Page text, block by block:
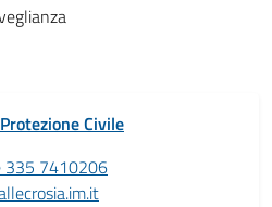
Civile
7410206